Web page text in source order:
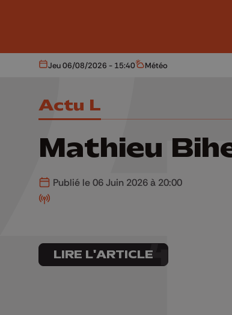
Aujourd'hui
Jeu 06/08/2026 - 15:40 Météo
Météo
Actu L
Mathieu
Publié le 06 Juin 2026 à 20:00
LIRE L'ARTICLE